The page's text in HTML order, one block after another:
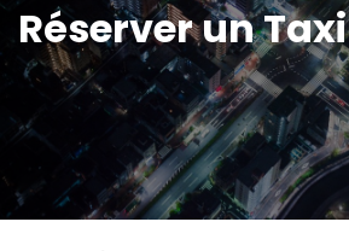
Réserver un Taxi